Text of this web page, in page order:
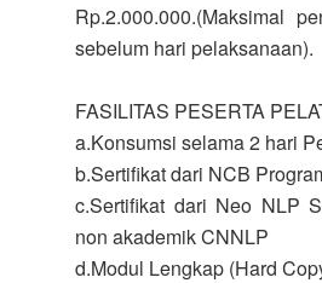
Rp.2.000.000.(Maksimal
sebelum hari pelaksanaan).
FASILITAS PESERTA
a.Konsumsi selama 2 hari
b.Sertifikat dari NCB
c.Sertifikat dari Neo NLP
non akademik CNNLP
d.Modul Lengkap (Hard